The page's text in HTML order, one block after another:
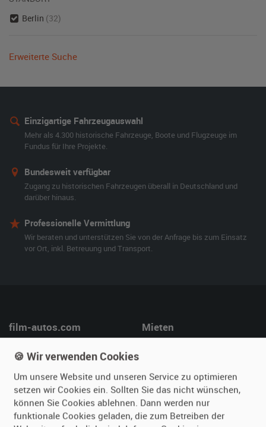
Berlin (32)
Erweiterte Suche
Einzigartige Fahrzeugauswahl
Mehr als 4.300 historische Fahrzeuge, Boote und Flugzeuge im
Fundus für Ihre Projekte.
Bundesweit verfügbar
Zugang zu historischen Fahrzeugen überall in Deutschland und
darüber hinaus.
Professionelle Vermittlung
Wir beraten und unterstützen Sie von der Anfrage bis zum Einsatz
vor Ort, inkl. Betreuung und Transport.
film-autos.com
Leistungen
Referenzen
Kundenmeinungen
Mieten
Fragen für Mieter
Service
🍪 Wir verwenden Cookies
Um unsere Website und unseren Service zu optimieren
setzen wir Cookies ein. Sollten Sie das nicht wünschen,
können Sie Cookies ablehnen. Dann werden nur
funktionale Cookies geladen, die zum Betreiben der